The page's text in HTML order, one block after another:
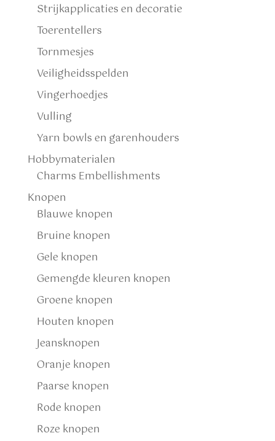
Strijkapplicaties en decoratie
Toerentellers
Tornmesjes
Veiligheidsspelden
Vingerhoedjes
Vulling
Yarn bowls en garenhouders
Hobbymaterialen
Charms Embellishments
Knopen
Blauwe knopen
Bruine knopen
Gele knopen
Gemengde kleuren knopen
Groene knopen
Houten knopen
Jeansknopen
Oranje knopen
Paarse knopen
Rode knopen
Roze knopen